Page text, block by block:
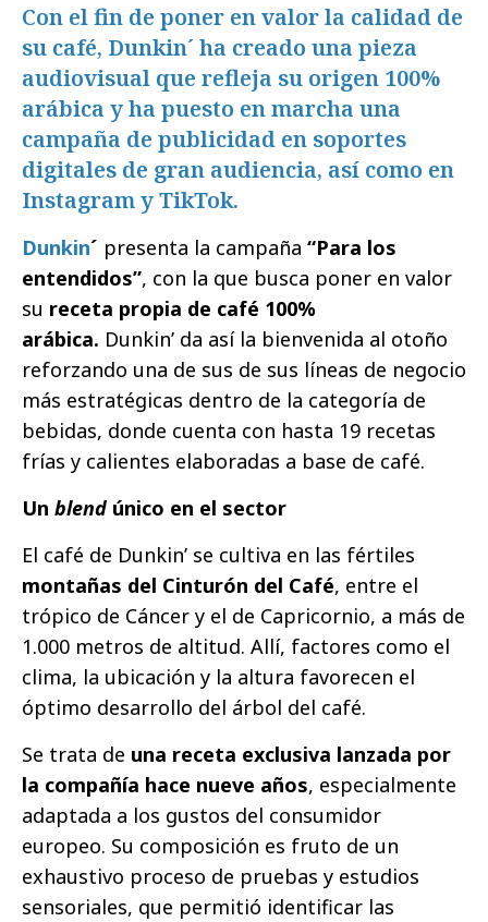
Con el fin de poner en valor la calidad de
su café, Dunkin´ ha creado una pieza
audiovisual que refleja su origen 100%
arábica y ha puesto en marcha una
campaña de publicidad en soportes
digitales de gran audiencia, así como en
Instagram y TikTok.
Dunkin´ presenta la campaña “Para los
entendidos”, con la que busca poner en valor
su receta propia de café 100%
arábica. Dunkin’ da así la bienvenida al otoño
reforzando una de sus de sus líneas de negocio
más estratégicas dentro de la categoría de
bebidas, donde cuenta con hasta 19 recetas
frías y calientes elaboradas a base de café.
Un blendúnico en el sector
El café de Dunkin’ se cultiva en las fértiles
montañas del Cinturón del Café, entre el
trópico de Cáncer y el de Capricornio, a más de
1.000 metros de altitud. Allí, factores como el
clima, la ubicación y la altura favorecen el
óptimo desarrollo del árbol del café.
Se trata de una receta exclusiva lanzada por
la compañía hace nueve años, especialmente
adaptada a los gustos del consumidor
europeo. Su composición es fruto de un
exhaustivo proceso de pruebas y estudios
sensoriales, que permitió identificar las